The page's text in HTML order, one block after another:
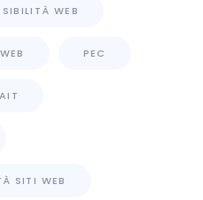
WEB
PEC
SITI WEB